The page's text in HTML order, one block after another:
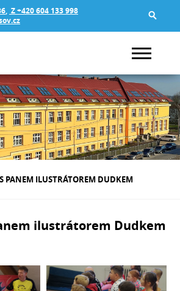
, Z +420 604 133 998
PANEM ILUSTRÁTOREM DUDKEM
ilustrátorem Dudkem